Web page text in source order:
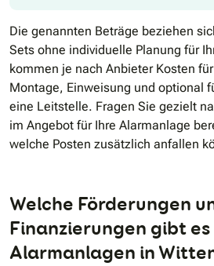
Die genannten Beträge beziehen
Sets ohne individuelle Planung für
kommen je nach Anbieter Kosten
Montage, Einweisung und optional
eine Leitstelle. Fragen Sie gezielt
im Angebot für Ihre Alarmanlage
welche Posten zusätzlich anfallen
Welche Förderungen
Finanzierungen gibt
Alarmanlagen in